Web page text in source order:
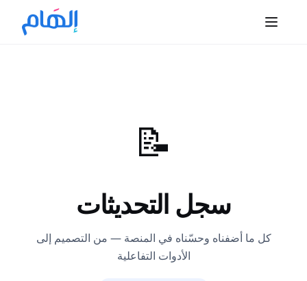
📝
سجل التحديثات
كل ما أضفناه وحسّناه في المنصة — من التصميم إلى
الأدوات التفاعلية